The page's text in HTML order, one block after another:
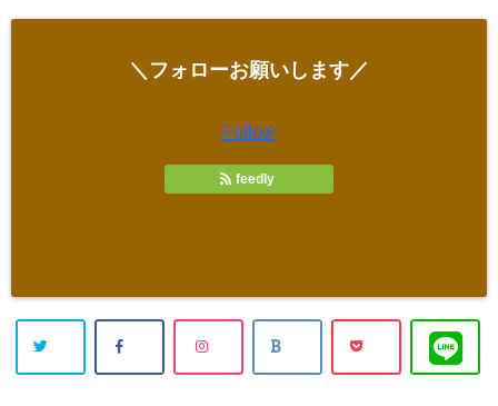
＼フォローお願いします／
Follow
feedly